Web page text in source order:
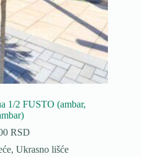
1/2 FUSTO (ambar,
RSD
,Ukrasno lišće